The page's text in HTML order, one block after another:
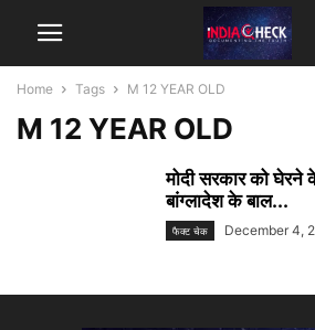
Home Tags M 12 YEAR OLD
M 12 YEAR OLD
मोदी सरकार को घेरने
बांग्लादेश के बाल...
फैक्ट चेक December 4,